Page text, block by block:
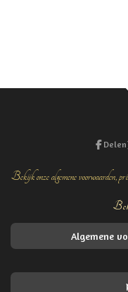
Delen
Bekijk onze algemene voorwaarden,
Algemene